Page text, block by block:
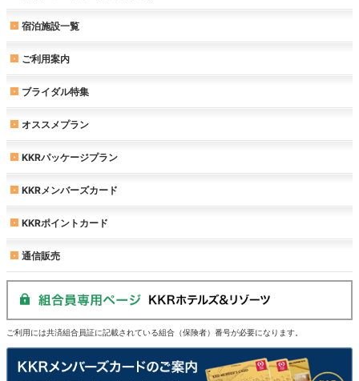
宿泊施設一覧
ご利用案内
ブライダル特集
オススメプラン
KKRパッケージプラン
KKRメンバーズカード
KKRポイントカード
通信販売
ご利用には共済組合員証に記載されている組合（保険者）番号が必要になります。